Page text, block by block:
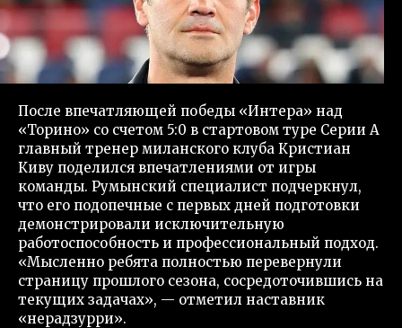
После впечатляющей победы «Интера» над
«Торино» со счетом 5:0 в стартовом туре Серии А
главный тренер миланского клуба Кристиан
Киву поделился впечатлениями от игры
команды. Румынский специалист подчеркнул,
что его подопечные с первых дней подготовки
демонстрировали исключительную
работоспособность и профессиональный подход.
«Мысленно ребята полностью перевернули
страницу прошлого сезона, сосредоточившись на
текущих задачах», — отметил наставник
«нерадзурри».